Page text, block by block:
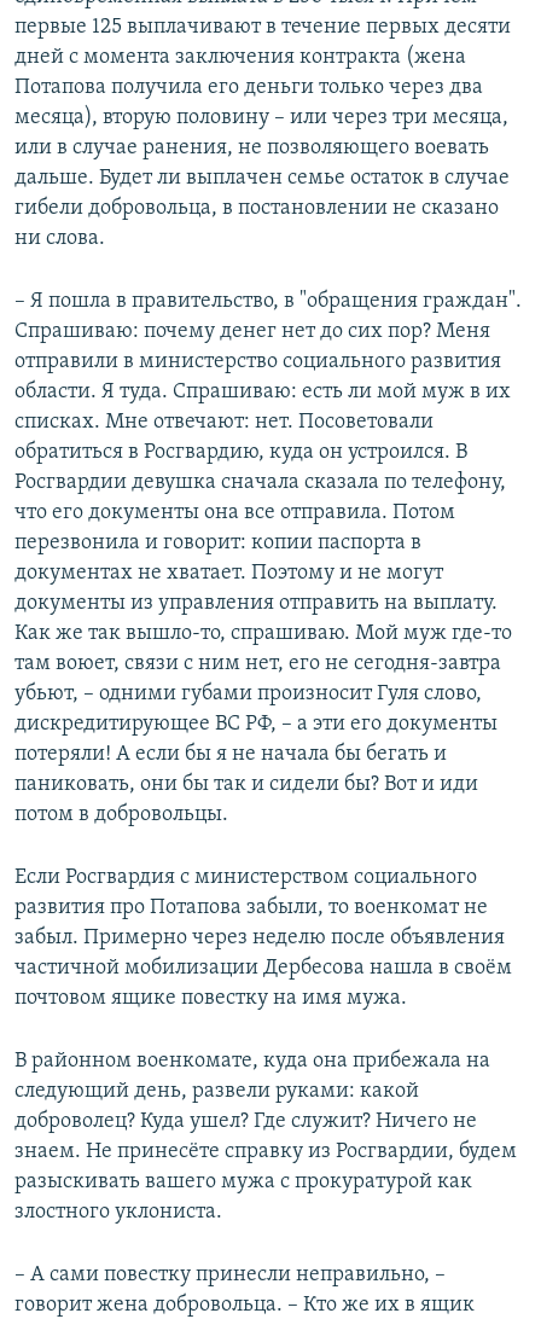
первые 125 выплачивают в течение первых десяти
дней с момента заключения контракта (жена
Потапова получила его деньги только через два
месяца), вторую половину – или через три месяца,
или в случае ранения, не позволяющего воевать
дальше. Будет ли выплачен семье остаток в случае
гибели добровольца, в постановлении не сказано
ни слова.
– Я пошла в правительство, в "обращения граждан".
Спрашиваю: почему денег нет до сих пор? Меня
отправили в министерство социального развития
области. Я туда. Спрашиваю: есть ли мой муж в их
списках. Мне отвечают: нет. Посоветовали
обратиться в Росгвардию, куда он устроился. В
Росгвардии девушка сначала сказала по телефону,
что его документы она все отправила. Потом
перезвонила и говорит: копии паспорта в
документах не хватает. Поэтому и не могут
документы из управления отправить на выплату.
Как же так вышло-то, спрашиваю. Мой муж где-то
там воюет, связи с ним нет, его не сегодня-завтра
убьют, – одними губами произносит Гуля слово,
дискредитирующее ВС РФ, – а эти его документы
потеряли! А если бы я не начала бы бегать и
паниковать, они бы так и сидели бы? Вот и иди
потом в добровольцы.
Если Росгвардия с министерством социального
развития про Потапова забыли, то военкомат не
забыл. Примерно через неделю после объявления
частичной мобилизации Дербесова нашла в своём
почтовом ящике повестку на имя мужа.
В районном военкомате, куда она прибежала на
следующий день, развели руками: какой
доброволец? Куда ушел? Где служит? Ничего не
знаем. Не принесёте справку из Росгвардии, будем
разыскивать вашего мужа с прокуратурой как
злостного уклониста.
– А сами повестку принесли неправильно, –
говорит жена добровольца. – Кто же их в ящик